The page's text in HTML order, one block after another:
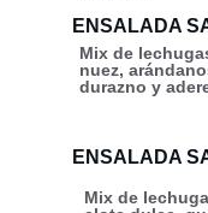
ENSALADA
Mix de
nuez,
durazno y
ENSALADA
Mix de